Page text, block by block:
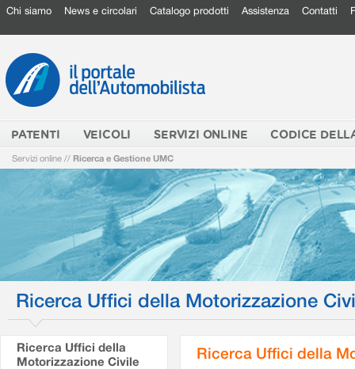
Chi siamo News e circolari Catalogo prodotti Assistenza Contatti
PATENTI VEICOLI SERVIZI ONLINE CODICE
Servizi online // Ricerca e Gestione UMC
Ricerca Uffici della Motorizzazione
Ricerca Uffici della
Motorizzazione Civile
Ricerca Uffici della